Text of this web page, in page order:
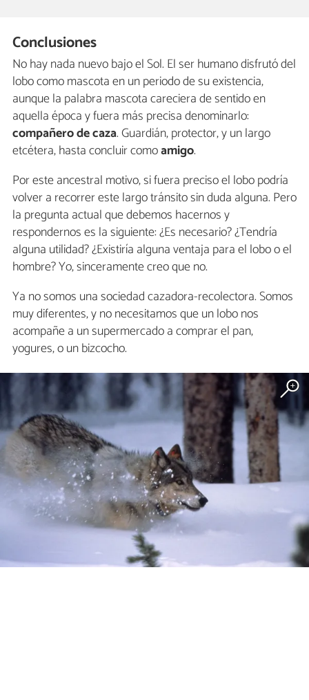
Conclusiones
No hay nada nuevo bajo el Sol. El ser humano disfrutó del
lobo como mascota en un periodo de su existencia,
aunque la palabra mascota careciera de sentido en
aquella época y fuera más precisa denominarlo:
compañero de caza. Guardián, protector, y un largo
etcétera, hasta concluir comoamigo.
Por este ancestral motivo, si fuera preciso el lobo podría
volver a recorrer este largo tránsito sin duda alguna. Pero
la pregunta actual que debemos hacernos y
respondernos es la siguiente: ¿Es necesario? ¿Tendría
alguna utilidad? ¿Existiría alguna ventaja para el lobo o el
hombre? Yo, sinceramente creo que no.
Ya no somos una sociedad cazadora-recolectora. Somos
muy diferentes, y no necesitamos que un lobo nos
acompañe a un supermercado a comprar el pan,
yogures, o un bizcocho.